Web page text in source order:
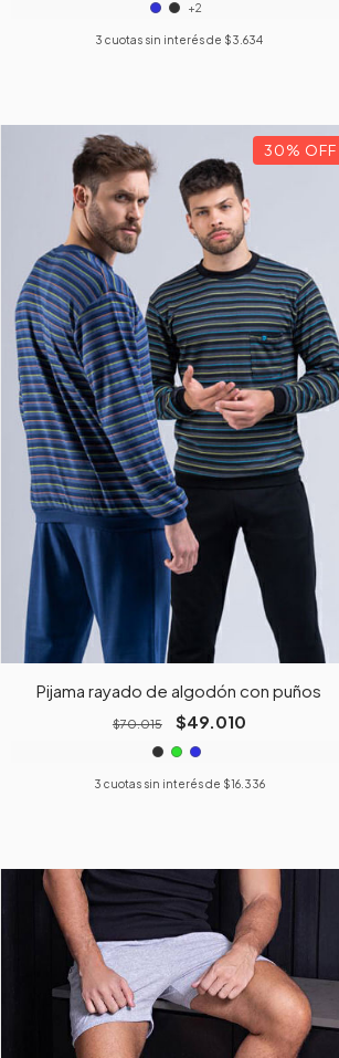
+2
3 cuotas sin interés de $3.634
30% OFF
Pijama rayado de algodón con puños
$70.015 $49.010
3 cuotas sin interés de $16.336